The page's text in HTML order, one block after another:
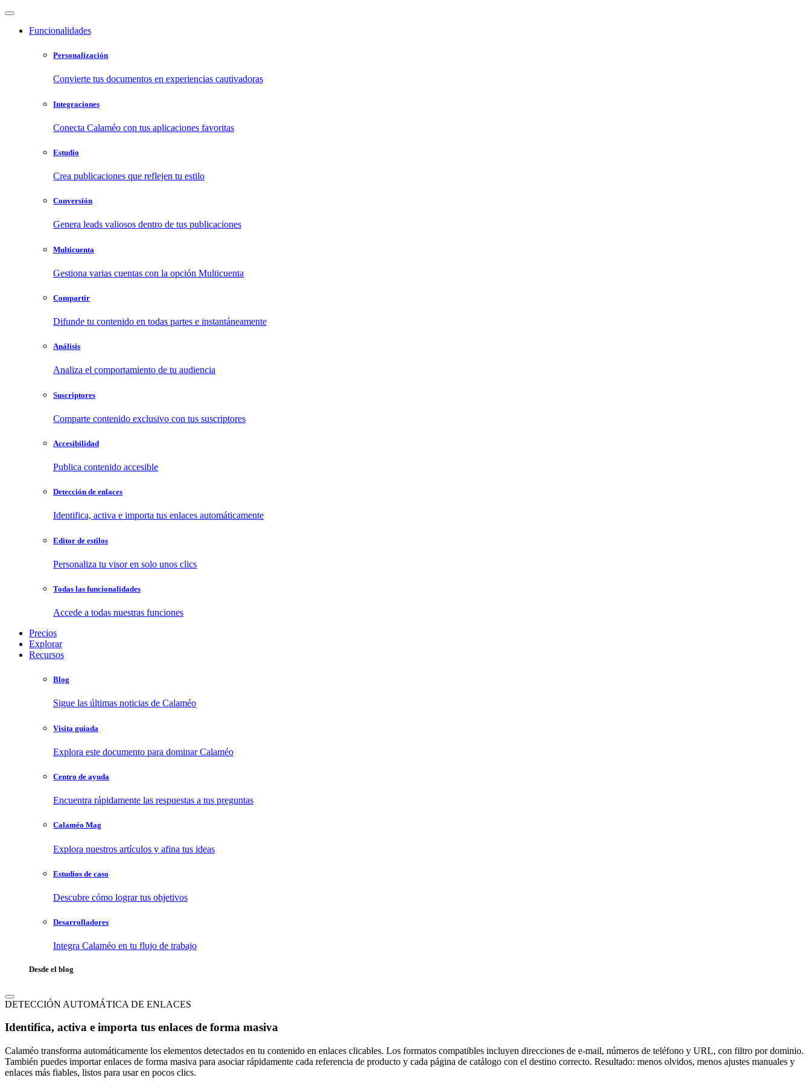
Funcionalidades
Personalización
Convierte tus documentos en experiencias cautivadoras
Integraciones
Conecta Calaméo con tus aplicaciones favoritas
Estudio
Crea publicaciones que reflejen tu estilo
Conversión
Genera leads valiosos dentro de tus publicaciones
Multicuenta
Gestiona varias cuentas con la opción Multicuenta
Compartir
Difunde tu contenido en todas partes e instantáneamente
Análisis
Analiza el comportamiento de tu audiencia
Suscriptores
Comparte contenido exclusivo con tus suscriptores
Accesibilidad
Publica contenido accesible
Detección de enlaces
Identifica, activa e importa tus enlaces automáticamente
Editor de estilos
Personaliza tu visor en solo unos clics
Todas las funcionalidades
Accede a todas nuestras funciones
Precios
Explorar
Recursos
Blog
Sigue las últimas noticias de Calaméo
Visita guiada
Explora este documento para dominar Calaméo
Centro de ayuda
Encuentra rápidamente las respuestas a tus preguntas
Calaméo Mag
Explora nuestros artículos y afina tus ideas
Estudios de caso
Descubre cómo lograr tus objetivos
Desarrolladores
Integra Calaméo en tu flujo de trabajo
Desde el blog
DETECCIÓN AUTOMÁTICA DE ENLACES
Identifica, activa e importa tus enlaces de forma masiva
Calaméo transforma automáticamente los elementos detectados en tu contenido en enlaces clicables. Los formatos compatibles incluyen direcciones de e-mail, números de teléfono y URL, con filtro por dominio.
También puedes importar enlaces de forma masiva para asociar rápidamente cada referencia de producto y cada página de catálogo con el destino correcto. Resultado: menos olvidos, menos ajustes manuales y
enlaces más fiables, listos para usar en pocos clics.